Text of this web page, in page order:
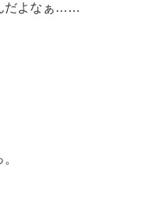
だよなぁ……